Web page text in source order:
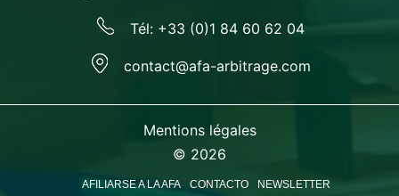
Tél: +33 (0)1 84 60 62 04
contact@afa-arbitrage.com
Mentions légales
© 2026
AFILIARSE A LA AFA CONTACTO NEWSLETTER